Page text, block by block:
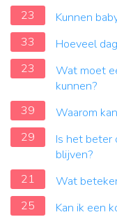
23
Kunnen
33
Hoeveel
23
Wat moet
kunnen?
39
Waarom
29
Is het beter
blijven?
21
Wat
25
Kan ik een